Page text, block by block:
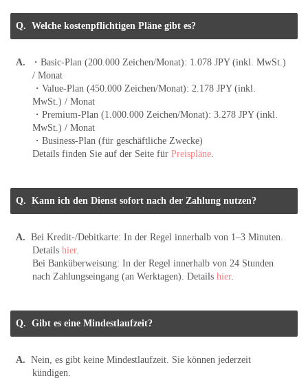
Welche kostenpflichtigen Pläne gibt es?
・Basic-Plan (200.000 Zeichen/Monat): 1.078 JPY (inkl. MwSt.)
/ Monat
・Value-Plan (450.000 Zeichen/Monat): 2.178 JPY (inkl.
MwSt.) / Monat
・Premium-Plan (1.000.000 Zeichen/Monat): 3.278 JPY (inkl.
MwSt.) / Monat
・Business-Plan (für geschäftliche Zwecke)
Details finden Sie auf der Seite für Preispläne
Kann ich den Dienst sofort nach der Zahlung nutzen?
Bei Kredit-/Debitkarte: In der Regel innerhalb von 1–3 Minuten.
Details hier.
Bei Banküberweisung: In der Regel innerhalb von 24 Stunden
nach Zahlungseingang (an Werktagen). Details hier.
Gibt es eine Mindestlaufzeit?
Nein, es gibt keine Mindestlaufzeit. Sie können jederzeit
kündigen.